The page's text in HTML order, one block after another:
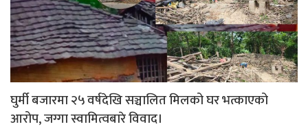
घुर्मी बजारमा २५ वर्षदेखि सञ्चालित मिलको घर भत्काएको
आरोप, जग्गा स्वामित्वबारे विवाद।